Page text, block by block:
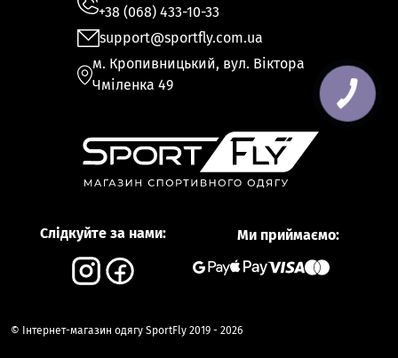
Слідкуйте за нами: Ми приймаємо:
+38 (068) 433-10-33
support@sportfly.com.ua
м. Кропивницький, вул. Віктора
Чміленка 49
© Інтернет-магазин одягу SportFly 2019 - 2026